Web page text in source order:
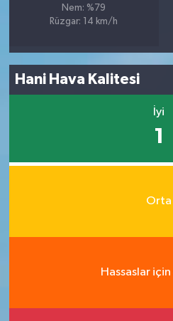
Nem: %79
Rüzgar: 14 km/h
Hani Hava Kalitesi
İyi
1
Orta
Hassaslar için